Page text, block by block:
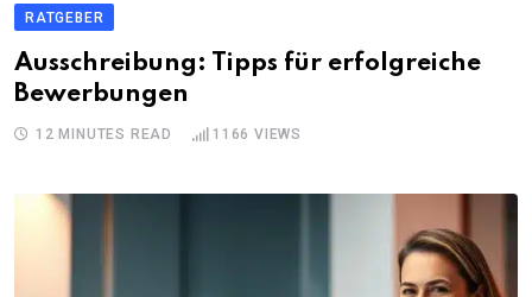
RATGEBER
Ausschreibung: Tipps für erfolgreiche
Bewerbungen
12 MINUTES READ 1166 VIEWS